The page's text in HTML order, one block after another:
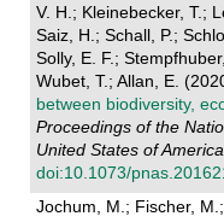
V. H.; Kleinebecker, T.;
Saiz, H.; Schall, P.;
Solly, E. F.;
Wubet, T.; Allan, E.
between biodiversity,
Proceedings of the
United States of America
doi:10.1073/
Jochum, M.; Fischer,